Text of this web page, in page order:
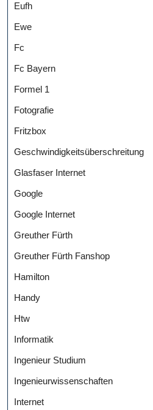
Eufh
Ewe
Fc
Fc Bayern
Formel 1
Fotografie
Fritzbox
Geschwindigkeitsüberschreitung
Glasfaser Internet
Google
Google Internet
Greuther Fürth
Greuther Fürth Fanshop
Hamilton
Handy
Htw
Informatik
Ingenieur Studium
Ingenieurwissenschaften
Internet